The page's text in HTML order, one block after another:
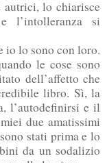
lo chiarisce
l’intolleranza si
io lo sono con loro.
le cose sono
dell’affetto che
libro. Sì, la
l’autodefinirsi e il
due amatissimi
stati prima e lo
da un sodalizio